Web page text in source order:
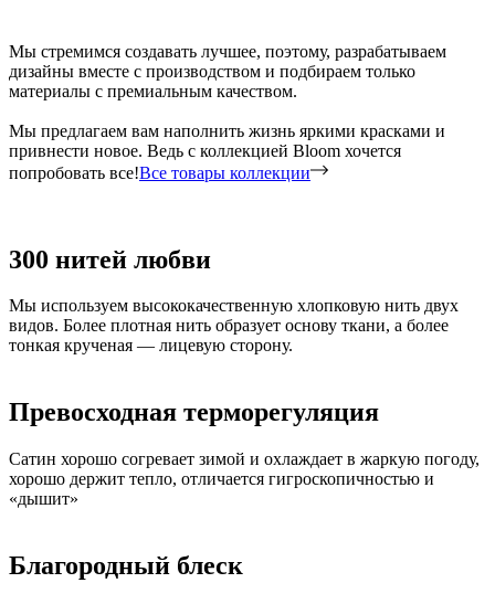
Мы стремимся создавать лучшее, поэтому, разрабатываем
дизайны вместе с производством и подбираем только
материалы с премиальным качеством.
Мы предлагаем вам наполнить жизнь яркими красками и
привнести новое. Ведь с коллекцией Bloom хочется
попробовать все!Все товары коллекции
300 нитей любви
Мы используем высококачественную хлопковую нить двух
видов. Более плотная нить образует основу ткани, а более
тонкая крученая — лицевую сторону.
Превосходная терморегуляция
Сатин хорошо согревает зимой и охлаждает в жаркую погоду,
хорошо держит тепло, отличается гигроскопичностью и
«дышит»
Благородный блеск